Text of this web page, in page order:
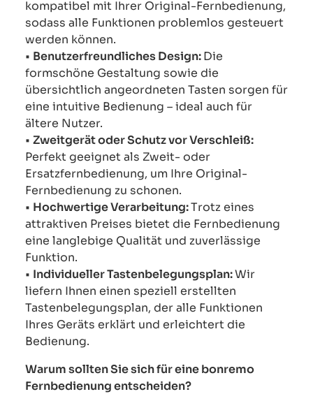
kompatibel mit Ihrer Original-Fernbedienung,
sodass alle Funktionen problemlos gesteuert
werden können.
• Benutzerfreundliches Design:Die
formschöne Gestaltung sowie die
übersichtlich angeordneten Tasten sorgen für
eine intuitive Bedienung – ideal auch für
ältere Nutzer.
• Zweitgerät oder Schutz vor Verschleiß:
Perfekt geeignet als Zweit- oder
Ersatzfernbedienung, um Ihre Original-
Fernbedienung zu schonen.
• Hochwertige Verarbeitung:Trotz eines
attraktiven Preises bietet die Fernbedienung
eine langlebige Qualität und zuverlässige
Funktion.
• Individueller Tastenbelegungsplan:Wir
liefern Ihnen einen speziell erstellten
Tastenbelegungsplan, der alle Funktionen
Ihres Geräts erklärt und erleichtert die
Bedienung.
Warum sollten Sie sich für eine bonremo
Fernbedienung entscheiden?